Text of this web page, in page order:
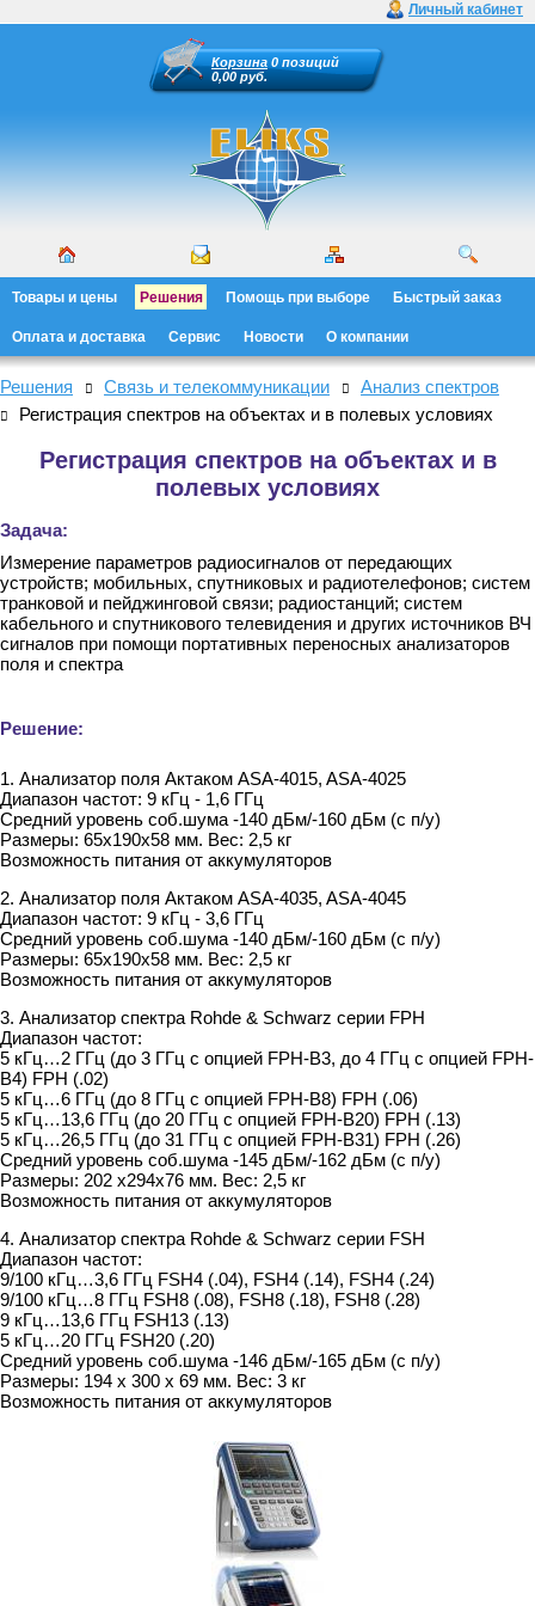
Личный кабинет
Корзина 0 позиций
0,00 руб.
Товары и цены Решения Помощь при выборе Быстрый заказ
Оплата и доставка Сервис Новости О компании
Решения Связь и телекоммуникации
Анализ спектров
Регистрация спектров на объектах и в полевых условиях
Регистрация спектров на объектах и в
полевых условиях
Задача:
Измерение параметров радиосигналов от передающих
устройств; мобильных, спутниковых и радиотелефонов; систем
транковой и пейджинговой связи; радиостанций; систем
кабельного и спутникового телевидения и других источников ВЧ
сигналов при помощи портативных переносных анализаторов
поля и спектра
Решение:
1. Анализатор поля Актаком ASA-4015, ASA-4025
Диапазон частот: 9 кГц - 1,6 ГГц
Средний уровень соб.шума -140 дБм/-160 дБм (с п/у)
Размеры: 65х190х58 мм. Вес: 2,5 кг
Возможность питания от аккумуляторов
2. Анализатор поля Актаком ASA-4035, ASA-4045
Диапазон частот: 9 кГц - 3,6 ГГц
Средний уровень соб.шума -140 дБм/-160 дБм (с п/у)
Размеры: 65х190х58 мм. Вес: 2,5 кг
Возможность питания от аккумуляторов
3. Анализатор спектра Rohde & Schwarz серии FPH
Диапазон частот:
5 кГц…2 ГГц (до 3 ГГц с опцией FPH-B3, до 4 ГГц с опцией FPH-
B4) FPH (.02)
5 кГц…6 ГГц (до 8 ГГц с опцией FPH-B8) FPH (.06)
5 кГц…13,6 ГГц (до 20 ГГц с опцией FPH-B20) FPH (.13)
5 кГц…26,5 ГГц (до 31 ГГц с опцией FPH-B31) FPH (.26)
Средний уровень соб.шума -145 дБм/-162 дБм (с п/у)
Размеры: 202 x294x76 мм. Вес: 2,5 кг
Возможность питания от аккумуляторов
4. Анализатор спектра Rohde & Schwarz серии FSH
Диапазон частот:
9/100 кГц…3,6 ГГц FSH4 (.04), FSH4 (.14), FSH4 (.24)
9/100 кГц…8 ГГц FSH8 (.08), FSH8 (.18), FSH8 (.28)
9 кГц…13,6 ГГц FSH13 (.13)
5 кГц…20 ГГц FSH20 (.20)
Средний уровень соб.шума -146 дБм/-165 дБм (с п/у)
Размеры: 194 х 300 х 69 мм. Вес: 3 кг
Возможность питания от аккумуляторов